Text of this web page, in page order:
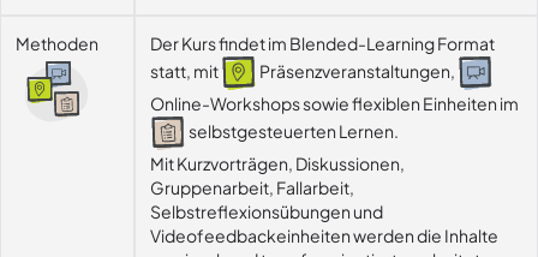
Methoden
Der Kurs findet im Blended-Learning Format
statt, mit
Präsenzveranstaltungen,
Online-Workshops sowie flexiblen Einheiten im
selbstgesteuerten Lernen.
Mit Kurzvorträgen, Diskussionen,
Gruppenarbeit, Fallarbeit,
Selbstreflexionsübungen und
Videofeedbackeinheiten werden die Inhalte